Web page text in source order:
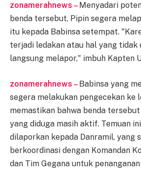
zonamerahnews – Menyadari
benda tersebut, Pipin segera
itu kepada Babinsa setempat.
terjadi ledakan atau hal yang tidak
langsung melapor," imbuh Kapten
zonamerahnews – Babinsa yang
segera melakukan pengecekan ke
memastikan bahwa benda
yang diduga masih aktif. Temuan
dilaporkan kepada Danramil, yang
berkoordinasi dengan Komandan
dan Tim Gegana untuk